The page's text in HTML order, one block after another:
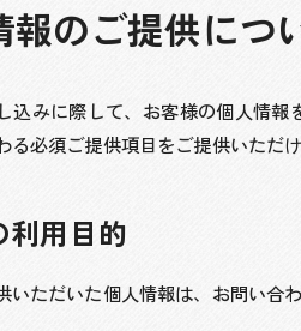
報のご提供につ
込みに際して、お客様の個人情
る必須ご提供項目をご提供いただ
利用目的
いただいた個人情報は、お問い合